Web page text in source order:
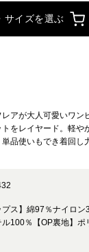
サイズを選ぶ
アが大人可愛いワン
をレイヤード。軽や
品使いもでき着回し
プス】綿97％ナイロ
ル100％【OP裏地】ポ